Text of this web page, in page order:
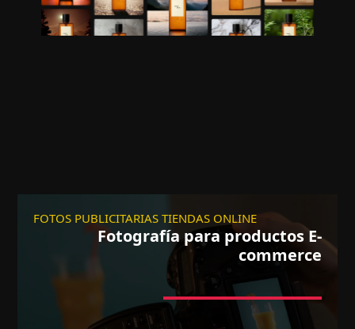
FOTOS PUBLICITARIAS TIENDAS ONLINE
Fotografía para productos E-
commerce